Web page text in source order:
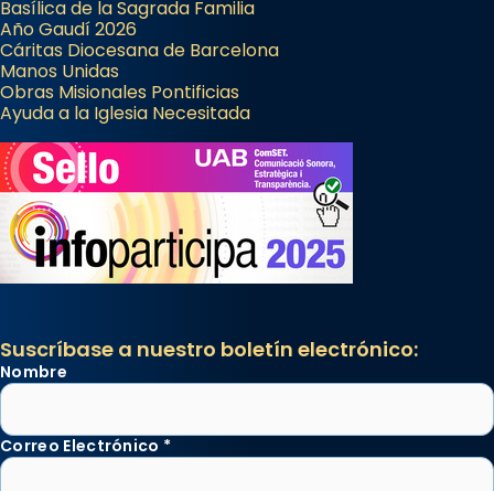
Basílica de la Sagrada Familia
Año Gaudí 2026
Cáritas Diocesana de Barcelona
Manos Unidas
Obras Misionales Pontificias
Ayuda a la Iglesia Necesitada
Suscríbase a nuestro boletín electrónico:
Nombre
Correo Electrónico *